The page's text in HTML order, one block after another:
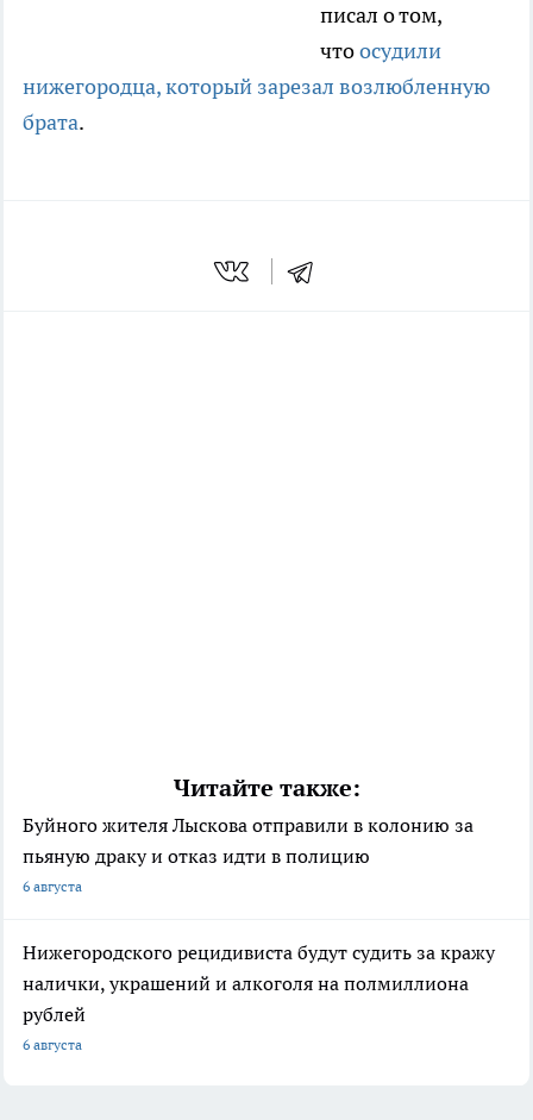
писал о том,
чтоосудили
нижегородца, который зарезал возлюбленную
брата.
Читайте также:
Буйного жителя Лыскова отправили в колонию за
пьяную драку и отказ идти в полицию
6 августа
Нижегородского рецидивиста будут судить за кражу
налички, украшений и алкоголя на полмиллиона
рублей
6 августа